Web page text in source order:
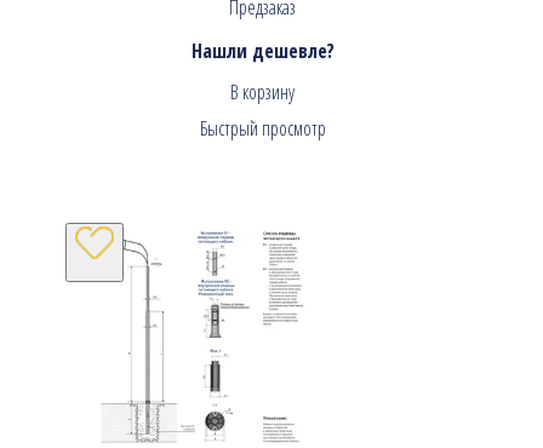
Предзаказ
Нашли дешевле?
В корзину
Быстрый просмотр